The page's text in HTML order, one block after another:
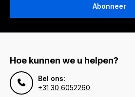
Abonneer
Hoe kunnen we u helpen?
Bel ons:
+31 30 6052260